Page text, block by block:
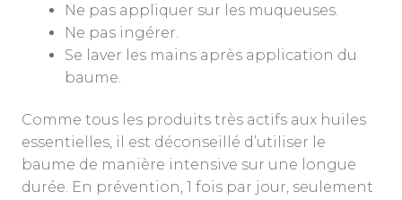
Ne pas appliquer sur les muqueuses.
Ne pas ingérer.
Se laver les mains après application du
baume.
Comme tous les produits très actifs aux huiles
essentielles, il est déconseillé d’utiliser le
baume de manière intensive sur une longue
durée. En prévention, 1 fois par jour, seulement